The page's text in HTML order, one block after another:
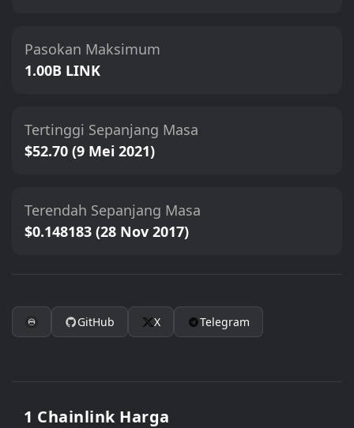
Pasokan Maksimum
1.00B LINK
Tertinggi Sepanjang Masa
$52.70 (9 Mei 2021)
Terendah Sepanjang Masa
$0.148183 (28 Nov 2017)
GitHub X Telegram
1 Chainlink Harga